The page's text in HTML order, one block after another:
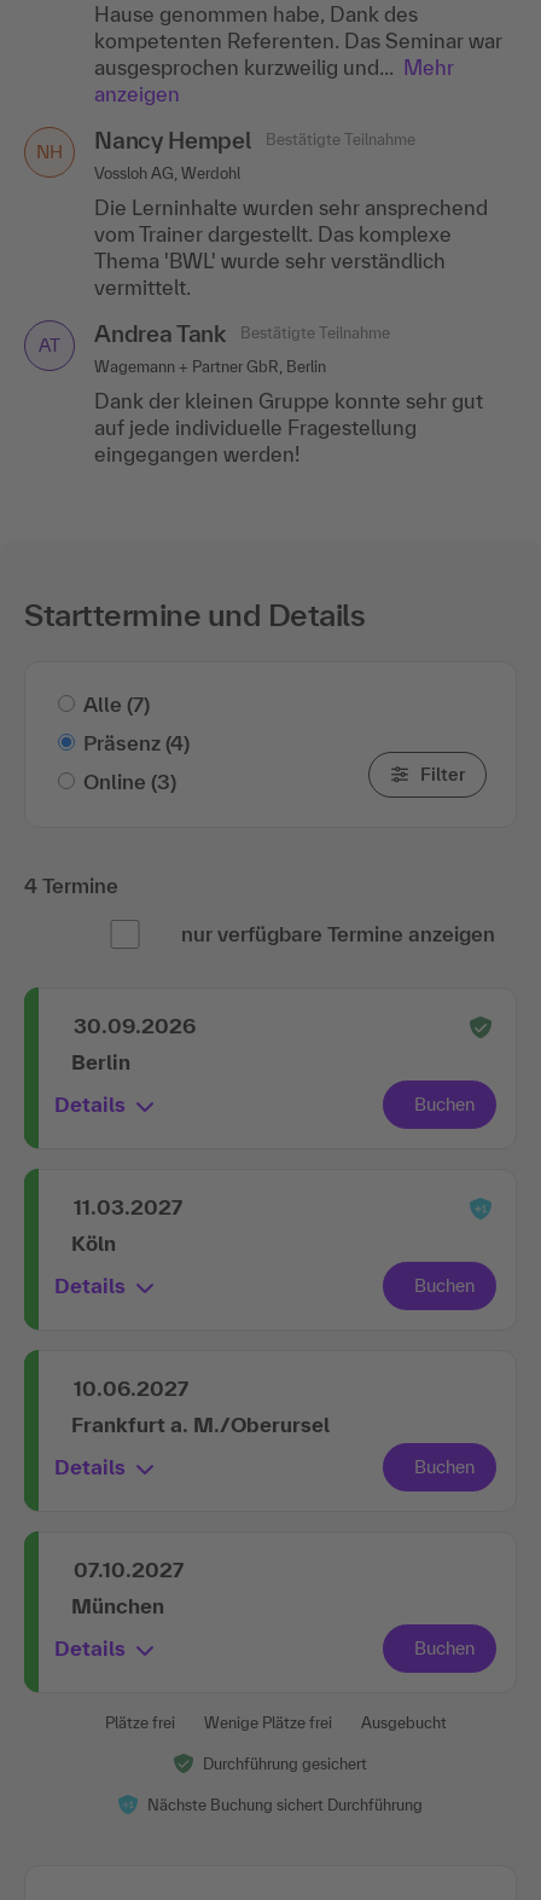
Hause genommen habe, Dank des
kompetenten Referenten. Das Seminar war
ausgesprochen kurzweilig und...
Mehr
anzeigen
NH Nancy Hempel
Bestätigte Teilnahme
Vossloh AG, Werdohl
Die Lerninhalte wurden sehr ansprechend
vom Trainer dargestellt. Das komplexe
Thema 'BWL' wurde sehr verständlich
vermittelt.
AT Andrea Tank
Bestätigte Teilnahme
Wagemann + Partner GbR, Berlin
Dank der kleinen Gruppe konnte sehr gut
auf jede individuelle Fragestellung
eingegangen werden!
Starttermine und Details
Alle (7)
Präsenz (4)
Online (3) Filter
4 Termine
nur verfügbare Termine anzeigen
30.09.2026
Berlin
Details
11.03.2027
Köln
Details
10.06.2027
Frankfurt a. M./Oberursel
Details
07.10.2027
München
Details
Plätze frei Wenige Plätze frei Ausgebucht
Durchführung gesichert
Nächste Buchung sichert Durchführung